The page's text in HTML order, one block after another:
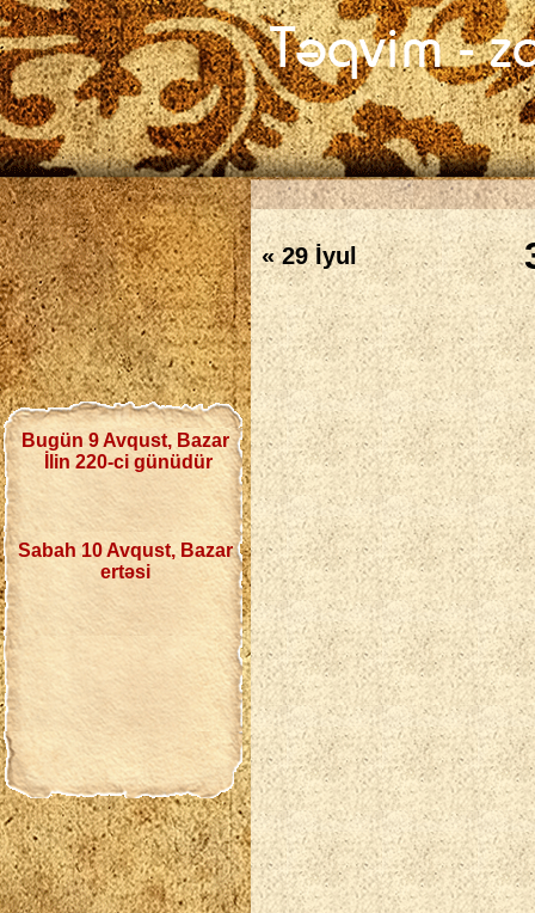
Bugün 9 Avqust, Bazar
İlin 220-ci günüdür
Sabah 10 Avqust, Bazar
ertəsi
« 29 İyul